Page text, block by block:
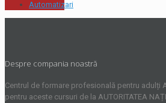
Automatizari
Despre compania noastră
Centrul de formare profesională pentru adulți
pentru aceste cursuri de la AUTORITATEA